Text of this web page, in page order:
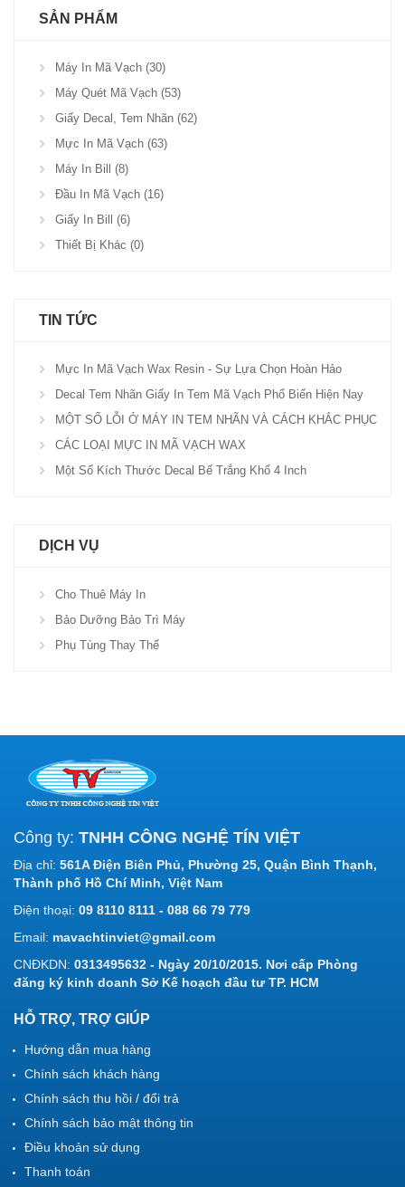
SẢN PHẨM
Máy In Mã Vạch (30)
Máy Quét Mã Vạch (53)
Giấy Decal, Tem Nhãn (62)
Mực In Mã Vạch (63)
Máy In Bill (8)
Đầu In Mã Vạch (16)
Giấy In Bill (6)
Thiết Bị Khác (0)
TIN TỨC
Mực In Mã Vạch Wax Resin - Sự Lựa Chọn Hoàn Hảo
Decal Tem Nhãn Giấy In Tem Mã Vạch Phổ Biến Hiện Nay
MỘT SỐ LỖI Ở MÁY IN TEM NHÃN VÀ CÁCH KHẮC PHỤC
CÁC LOẠI MỰC IN MÃ VẠCH WAX
Một Số Kích Thước Decal Bế Trắng Khổ 4 Inch
DỊCH VỤ
Cho Thuê Máy In
Bảo Dưỡng Bảo Trì Máy
Phụ Tùng Thay Thế
Công ty: TNHH CÔNG NGHỆ TÍN VIỆT
Địa chỉ: 561A Điện Biên Phủ, Phường 25, Quận Bình Thạnh,
Thành phố Hồ Chí Minh, Việt Nam
Điện thoại: 09 8110 8111 - 088 66 79 779
Email: mavachtinviet@gmail.com
CNĐKDN: 0313495632 - Ngày 20/10/2015. Nơi cấp Phòng
đăng ký kinh doanh Sở Kế hoạch đầu tư TP. HCM
HỖ TRỢ, TRỢ GIÚP
Hướng dẫn mua hàng
Chính sách khách hàng
Chính sách thu hồi / đổi trả
Chính sách bảo mật thông tin
Điều khoản sử dụng
Thanh toán